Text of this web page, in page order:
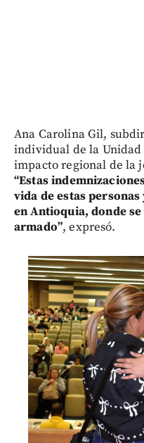
Ana Carolina Gil,
individual de la Unidad
impacto regional de la
“Estas
vida de estas
en Antioquia, donde
armado”, expresó.